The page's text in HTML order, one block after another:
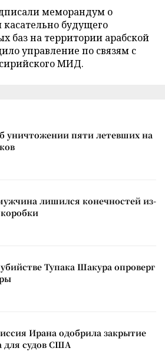
меморандум о
будущего
баз на территории арабской
управление по связям с
МИД.
уничтожении пяти летевших на
лишился конечностей из-
Тупака Шакура опроверг
Ирана одобрила закрытие
для судов США